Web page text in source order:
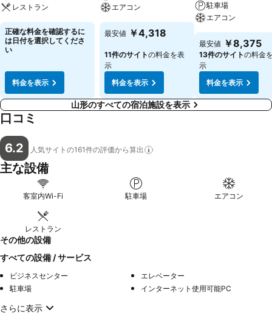
レストラン
正確な料金を確認するに
は日付を選択してくださ
い
料金を表示
エアコン
最安値 ￥4,318
11件のサイトの料金を表
示
料金を表示
駐車場
エアコン
最安値 ￥8,375
13件のサイトの料金
示
料金を表示
山形のすべての宿泊施設を表示
口コミ
6.2 人気サイトの161件の評価から算出
主な設備
客室内Wi-Fi 駐車場 エアコン
レストラン
その他の設備
すべての設備 / サービス
ビジネスセンター
エレベーター
駐車場
インターネット使用可能PC
さらに表示